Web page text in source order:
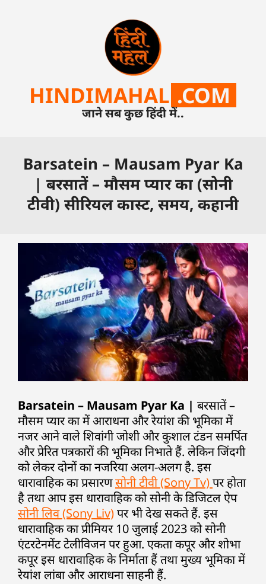
HINDIMAHAL .COM
जाने सब कुछ हिंदी में..
Barsatein – Mausam Pyar Ka
| बरसातें – मौसम प्यार का (सोनी
टीवी) सीरियल कास्ट, समय, कहानी
Barsatein – Mausam Pyar Ka | बरसातें –
मौसम प्यार का में आराधना और रेयांश की भूमिका में
नजर आने वाले शिवांगी जोशी और कुशाल टंडन समर्पित
और प्रेरित पत्रकारों की भूमिका निभाते हैं. लेकिन जिंदगी
को लेकर दोनों का नजरिया अलग-अलग है. इस
धारावाहिक का प्रसारणसोनी टीवी (Sony Tv)पर होता
है तथा आप इस धारावाहिक को सोनी के डिजिटल ऐप
सोनी लिव (Sony Liv)पर भी देख सकते हैं. इस
धारावाहिक का प्रीमियर 10 जुलाई 2023 को सोनी
एंटरटेनमेंट टेलीविजन पर हुआ. एकता कपूर और शोभा
कपूर इस धारावाहिक के निर्माता हैं तथा मुख्य भूमिका में
रेयांश लांबा और आराधना साहनी हैं.